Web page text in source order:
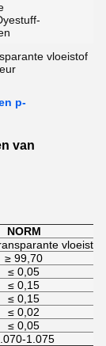
vloeistof
p-
van
NORM
vloeistof
≥ 99,70
≤ 0,05
≤ 0,15
≤ 0,15
≤ 0,02
≤ 0,05
1.075